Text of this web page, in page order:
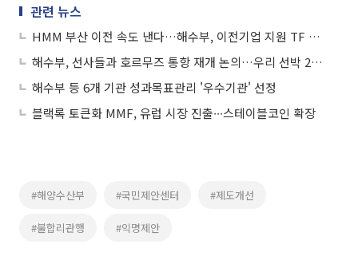
관련 뉴스
HMM 부산 이전 속도 낸다…해수부, 이전기업 지원 TF 본격 가동
해수부, 선사들과 호르무즈 통항 재개 논의…우리 선박 26척 안전 운항 관리
해수부 등 6개 기관 성과목표관리 '우수기관' 선정
블랙록 토큰화 MMF, 유럽 시장 진출∙∙∙스테이블코인 확장
#해양수산부 #국민제안센터 #제도개선
#불합리관행 #익명제안